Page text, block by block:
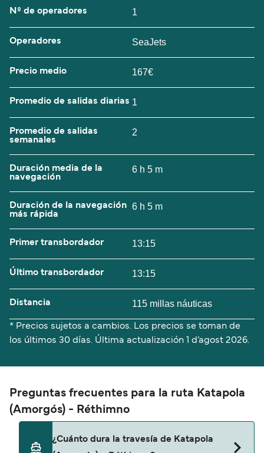
Nº de operadores 1
Operadores SeaJets
Precio medio 167€
Promedio de salidas diarias 1
Promedio de salidas
semanales
2
Duración media de la
navegación
6 h 5 m
Duración de la navegación
más rápida
6 h 5 m
Primer transbordador 13:15
Último transbordador 13:15
Distancia 115 millas náuticas
* Precios sujetos a cambios. Los precios se toman de
los últimos 30 días. Última actualización
1 d’agost 2026.
Preguntas frecuentes para la ruta Katapola
(Amorgós) - Réthimno
¿Cuánto dura la travesía de Katapola